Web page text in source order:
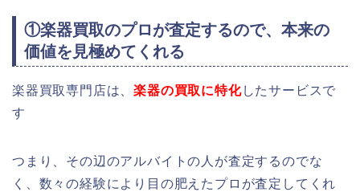
①楽器買取のプロが査定するので、本来の
価値を見極めてくれる
楽器買取専門店は、楽器の買取に特化したサービスで
す
つまり、その辺のアルバイトの人が査定するのでな
く、数々の経験により目の肥えたプロが査定してくれ